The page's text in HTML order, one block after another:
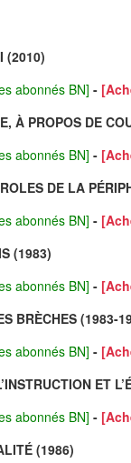
(2010)
abonnés BN] -
À PROPOS DE
abonnés BN] -
DE LA
abonnés BN] -
(1983)
abonnés BN] -
BRÈCHES (1983-
abonnés BN] -
ET
abonnés BN] -
(1986)